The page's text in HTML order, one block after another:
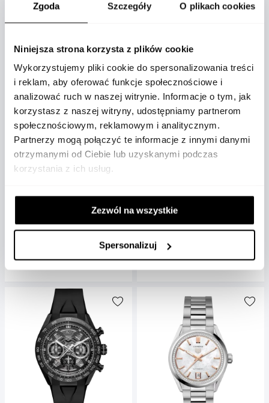
Zgoda Szczegóły O plikach cookies
Niniejsza strona korzysta z plików cookie
Wykorzystujemy pliki cookie do spersonalizowania treści
i reklam, aby oferować funkcje społecznościowe i
analizować ruch w naszej witrynie. Informacje o tym, jak
korzystasz z naszej witryny, udostępniamy partnerom
społecznościowym, reklamowym i analitycznym.
Partnerzy mogą połączyć te informacje z innymi danymi
otrzymanymi od Ciebie lub uzyskanymi podczas
korzystania z ich usług.
Zezwól na wszystkie
Spersonalizuj
TAG Heuer
16 050 zł
TAG Heuer
Zegarek męski TAG Heuer
33 450 zł